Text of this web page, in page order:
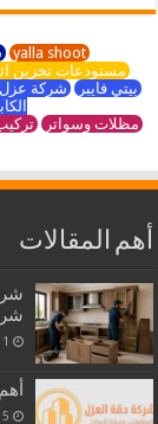
yalla shoot
مستودعات تخزين
بيتي فايبر شركة
مظلات وسواتر
أهم المقالات
1 يونيو، 2026
أهم 5 أخطاء شائعة في تنفيذ العزل وكيف تتجنبها
15